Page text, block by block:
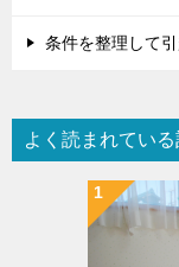
条件を整理して
よく読まれてい